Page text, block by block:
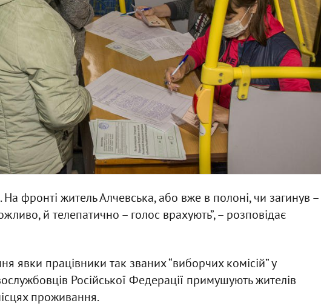
фронті житель Алчевська, або вже в полоні, чи загинув –
й телепатично – голос врахують”, – розповідає
явки працівники так званих “виборчих комісій” у
Російської Федерації примушують жителів
проживання.